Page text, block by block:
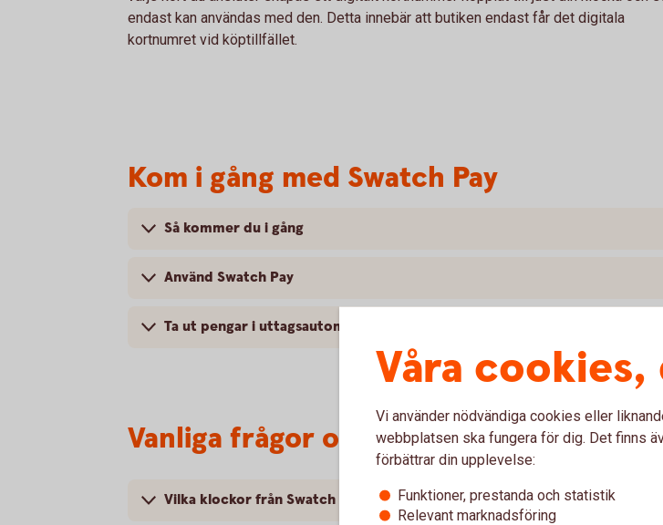
endast kan användas med den. Detta innebär att butiken endast får det digitala
kortnumret vid köptillfället.
Kom i gång med Swatch Pay
Så kommer du i gång
Använd Swatch Pay
Ta ut pengar i uttagsautomat
Vanliga frågor och svar om Swatch Pay
Vilka klockor från Swatch fungerar att betala med?
Våra
Vi använder nödvändiga cookies eller
webbplatsen ska fungera för dig. Det finns
förbättrar din upplevelse:
Funktioner, prestanda och statistik
Relevant marknadsföring